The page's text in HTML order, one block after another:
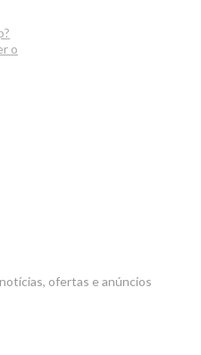
o
ofertas e anúncios